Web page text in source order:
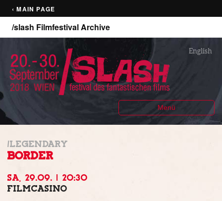
‹ MAIN PAGE
/slash Filmfestival Archive
Menü
English
/LEGENDARY
BORDER
SA, 29.09. | 20:30
FILMCASINO